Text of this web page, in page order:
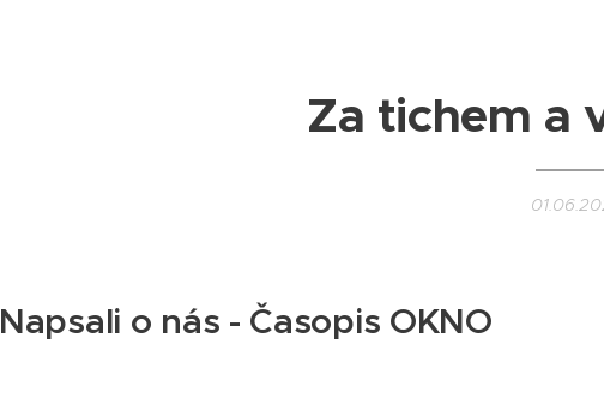
Za tichem a
Napsali o nás - Časopis OKNO